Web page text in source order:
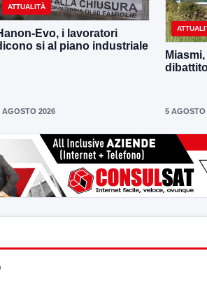
ATTUALITÀ
Evo, i lavoratori
si al piano industriale
AGOSTO 2026 5 AGOSTO